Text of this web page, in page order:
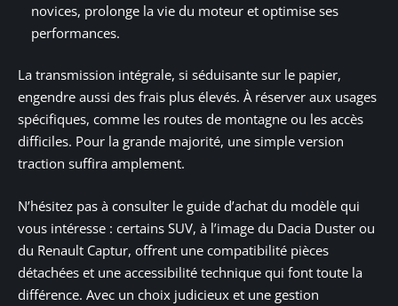
novices, prolonge la vie du moteur et optimise ses
performances.
La transmission intégrale, si séduisante sur le papier,
engendre aussi des frais plus élevés. À réserver aux usages
spécifiques, comme les routes de montagne ou les accès
difficiles. Pour la grande majorité, une simple version
traction suffira amplement.
N’hésitez pas à consulter le guide d’achat du modèle qui
vous intéresse : certains SUV, à l’image du Dacia Duster ou
du Renault Captur, offrent une compatibilité pièces
détachées et une accessibilité technique qui font toute la
différence. Avec un choix judicieux et une gestion